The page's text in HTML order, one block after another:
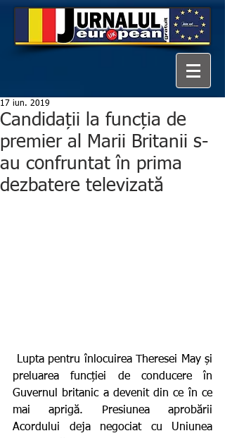
Candidații la funcția de
premier al Marii Britanii s-
au confruntat în prima
dezbatere televizată
17 iun. 2019
preluarea funcției de conducere în
Guvernul britanic a devenit din ce în ce
mai aprigă. Presiunea aprobării
Acordului deja negociat cu Uniunea